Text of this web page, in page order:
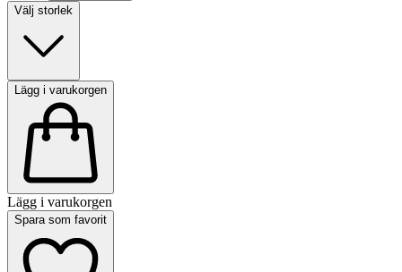
Välj storlek
Lägg i varukorgen
Lägg i varukorgen
Spara som favorit